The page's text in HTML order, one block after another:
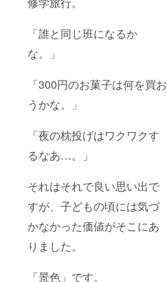
「誰と同じ班になるか
な。」
「300円のお菓子は何を買お
うかな。」
「夜の枕投げはワクワクす
るなあ…。」
それはそれで良い思い出で
すが、子どもの頃には気づ
かなかった価値がそこにあ
りました。
「景色」です。